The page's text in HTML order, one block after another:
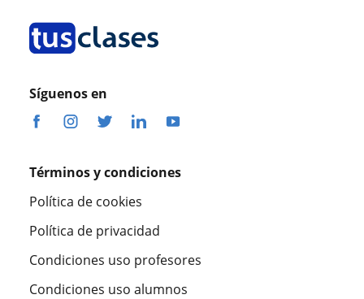
Síguenos en
Términos y condiciones
Política de cookies
Política de privacidad
Condiciones uso profesores
Condiciones uso alumnos